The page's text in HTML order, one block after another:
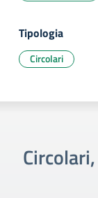
Tipologia
Circolari